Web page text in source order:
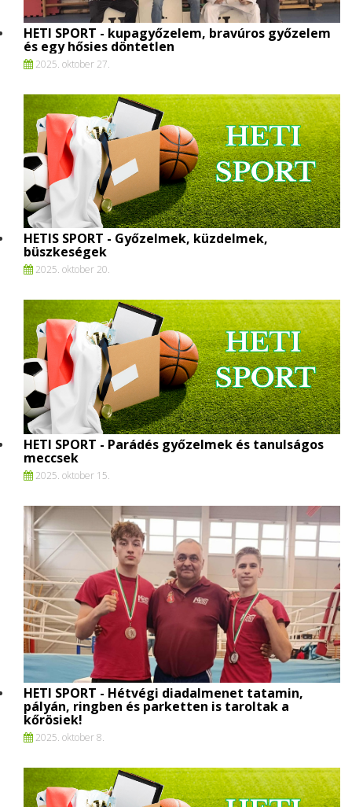
HETI SPORT - kupagyőzelem, bravúros győzelem
és egy hősies döntetlen
2025. oktober 27.
HETIS SPORT - Győzelmek, küzdelmek,
büszkeségek
2025. oktober 20.
HETI SPORT - Parádés győzelmek és tanulságos
meccsek
2025. oktober 15.
HETI SPORT - Hétvégi diadalmenet tatamin,
pályán, ringben és parketten is taroltak a
kőrösiek!
2025. oktober 8.